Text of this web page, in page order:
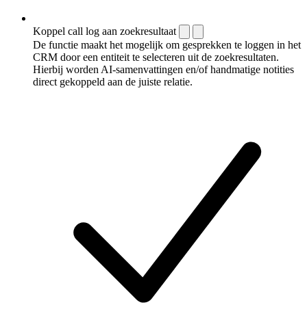
Koppel call log aan zoekresultaat
De functie maakt het mogelijk om gesprekken te loggen in het
CRM door een entiteit te selecteren uit de zoekresultaten.
Hierbij worden AI-samenvattingen en/of handmatige notities
direct gekoppeld aan de juiste relatie.